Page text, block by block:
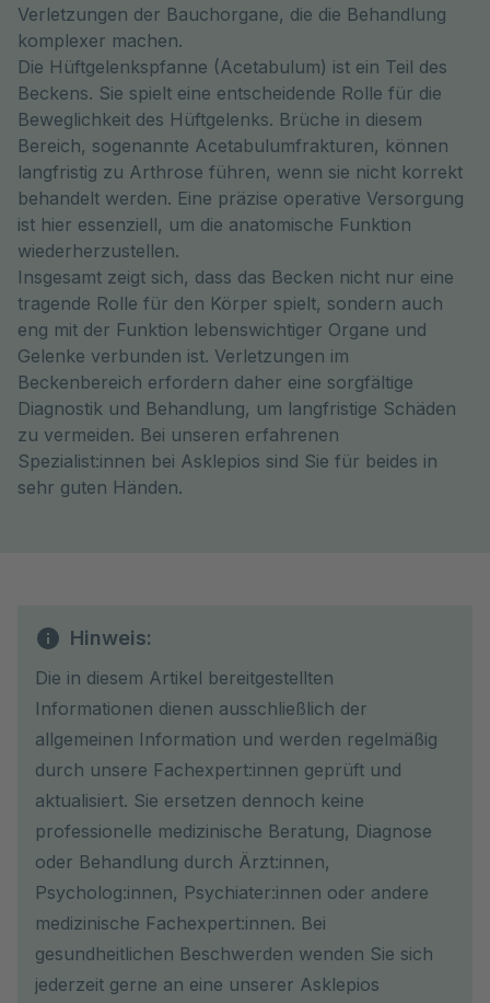
Verletzungen der Bauchorgane, die die Behandlung
komplexer machen.
Die Hüftgelenkspfanne (Acetabulum) ist ein Teil des
Beckens. Sie spielt eine entscheidende Rolle für die
Beweglichkeit des Hüftgelenks. Brüche in diesem
Bereich, sogenannte Acetabulumfrakturen, können
langfristig zu Arthrose führen, wenn sie nicht korrekt
behandelt werden. Eine präzise operative Versorgung
ist hier essenziell, um die anatomische Funktion
wiederherzustellen.
Insgesamt zeigt sich, dass das Becken nicht nur eine
tragende Rolle für den Körper spielt, sondern auch
eng mit der Funktion lebenswichtiger Organe und
Gelenke verbunden ist. Verletzungen im
Beckenbereich erfordern daher eine sorgfältige
Diagnostik und Behandlung, um langfristige Schäden
zu vermeiden. Bei unseren erfahrenen
Spezialist:innen bei Asklepios sind Sie für beides in
sehr guten Händen.
Hinweis:
Die in diesem Artikel bereitgestellten
Informationen dienen ausschließlich der
allgemeinen Information und werden regelmäßig
durch unsere Fachexpert:innen geprüft und
aktualisiert. Sie ersetzen dennoch keine
professionelle medizinische Beratung, Diagnose
oder Behandlung durch Ärzt:innen,
Psycholog:innen, Psychiater:innen oder andere
medizinische Fachexpert:innen. Bei
gesundheitlichen Beschwerden wenden Sie sich
jederzeit gerne an eine unserer Asklepios